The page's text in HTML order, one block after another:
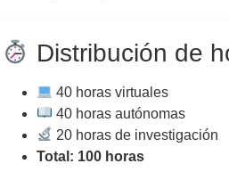
Distribución de
40 horas virtuales
40 horas autónomas
20 horas de investigación
Total: 100 horas